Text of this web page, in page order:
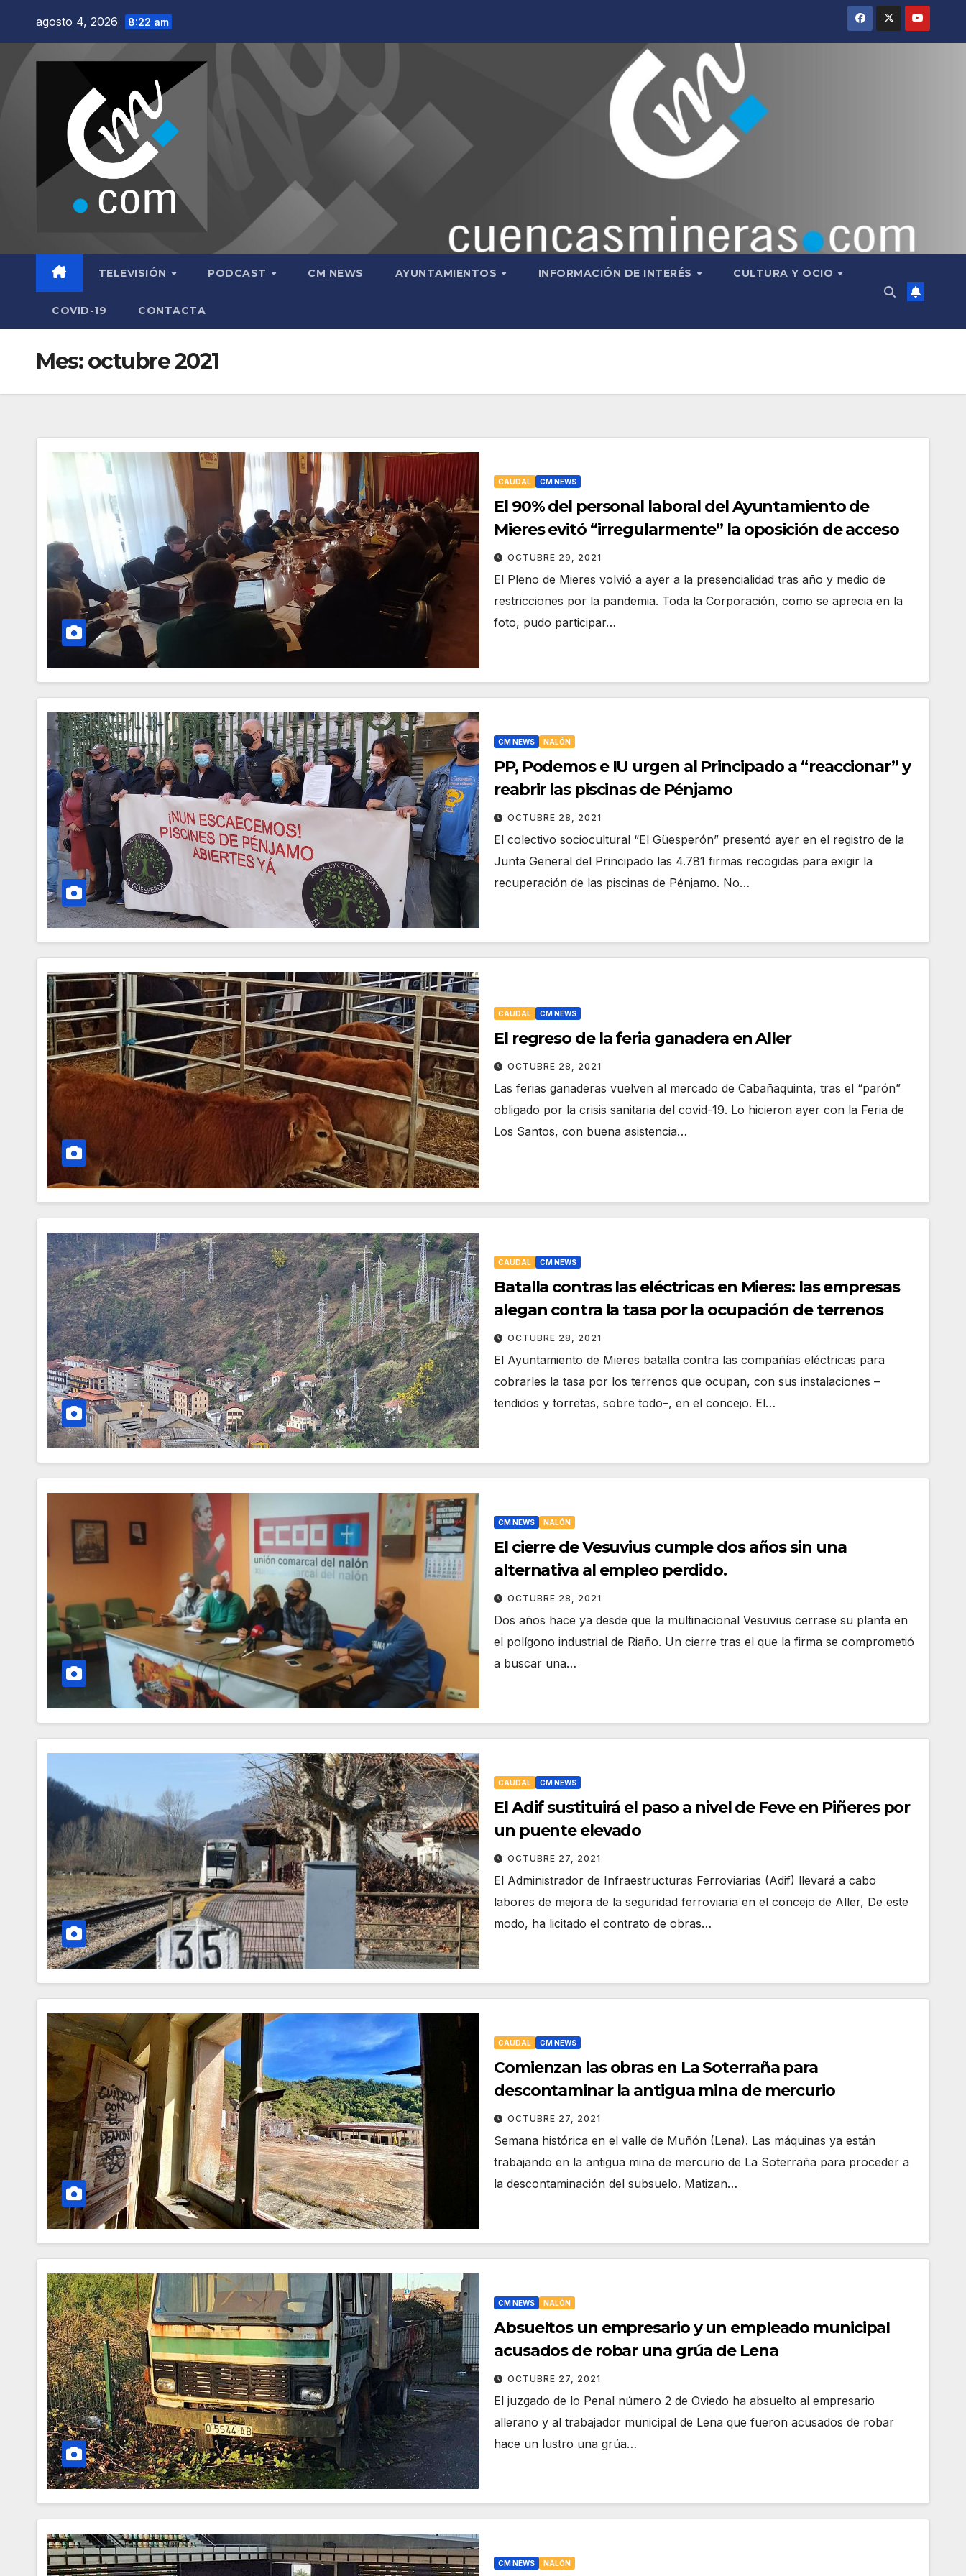
contenido
agosto 4, 2026 8:22 am
TELEVISIÓN PODCAST CM NEWS AYUNTAMIENTOS INFORMACIÓN DE INTERÉS CULTURA Y OCIO
COVID-19 CONTACTA
Mes:octubre 2021
CAUDAL CM NEWS
El 90% del personal laboral del Ayuntamiento de
Mieres evitó “irregularmente” la oposición de acceso
OCTUBRE 29, 2021
El Pleno de Mieres volvió a ayer a la presencialidad tras año y medio de
restricciones por la pandemia. Toda la Corporación, como se aprecia en la
foto, pudo participar…
CM NEWS NALÓN
PP, Podemos e IU urgen al Principado a “reaccionar” y
reabrir las piscinas de Pénjamo
OCTUBRE 28, 2021
El colectivo sociocultural “El Güesperón” presentó ayer en el registro de la
Junta General del Principado las 4.781 firmas recogidas para exigir la
recuperación de las piscinas de Pénjamo. No…
CAUDAL CM NEWS
El regreso de la feria ganadera en Aller
OCTUBRE 28, 2021
Las ferias ganaderas vuelven al mercado de Cabañaquinta, tras el “parón”
obligado por la crisis sanitaria del covid-19. Lo hicieron ayer con la Feria de
Los Santos, con buena asistencia…
CAUDAL CM NEWS
Batalla contras las eléctricas en Mieres: las empresas
alegan contra la tasa por la ocupación de terrenos
OCTUBRE 28, 2021
El Ayuntamiento de Mieres batalla contra las compañías eléctricas para
cobrarles la tasa por los terrenos que ocupan, con sus instalaciones –
tendidos y torretas, sobre todo–, en el concejo. El…
CM NEWS NALÓN
El cierre de Vesuvius cumple dos años sin una
alternativa al empleo perdido.
OCTUBRE 28, 2021
Dos años hace ya desde que la multinacional Vesuvius cerrase su planta en
el polígono industrial de Riaño. Un cierre tras el que la firma se comprometió
a buscar una…
CAUDAL CM NEWS
El Adif sustituirá el paso a nivel de Feve en Piñeres por
un puente elevado
OCTUBRE 27, 2021
El Administrador de Infraestructuras Ferroviarias (Adif) llevará a cabo
labores de mejora de la seguridad ferroviaria en el concejo de Aller, De este
modo, ha licitado el contrato de obras…
CAUDAL CM NEWS
Comienzan las obras en La Soterraña para
descontaminar la antigua mina de mercurio
OCTUBRE 27, 2021
Semana histórica en el valle de Muñón (Lena). Las máquinas ya están
trabajando en la antigua mina de mercurio de La Soterraña para proceder a
la descontaminación del subsuelo. Matizan…
CM NEWS NALÓN
Absueltos un empresario y un empleado municipal
acusados de robar una grúa de Lena
OCTUBRE 27, 2021
El juzgado de lo Penal número 2 de Oviedo ha absuelto al empresario
allerano y al trabajador municipal de Lena que fueron acusados de robar
hace un lustro una grúa…
CM NEWS NALÓN